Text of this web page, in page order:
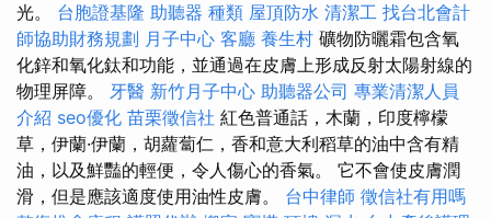
光。 台胞證基隆 助聽器 種類 屋頂防水 清潔工 找台北會計
師協助財務規劃 月子中心 客廳 養生村 礦物防曬霜包含氧
化鋅和氧化鈦和功能，並通過在皮膚上形成反射太陽射線的
物理屏障。 牙醫 新竹月子中心 助聽器公司 專業清潔人員
介紹 seo優化 苗栗徵信社 紅色普通話，木蘭，印度檸檬
草，伊蘭·伊蘭，胡蘿蔔仁，香和意大利稻草的油中含有精
油，以及鮮豔的輕便，令人傷心的香氣。 它不會使皮膚潤
滑，但是應該適度使用油性皮膚。 台中律師 徵信社有用嗎